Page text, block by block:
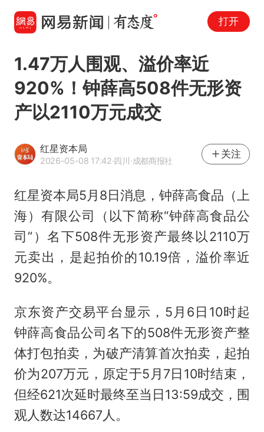
打开
1.47万人围观、溢价率近
920%！钟薛高508件无形资
产以2110万元成交
红星资本局
2026-05-08 17:42·四川·成都商报社
关注
红星资本局5月8日消息，钟薛高食品（上
海）有限公司（以下简称“钟薛高食品公
司”）名下508件无形资产最终以2110万
元卖出，是起拍价的10.19倍，溢价率近
920%。
京东资产交易平台显示，5月6日10时起
钟薛高食品公司名下的508件无形资产整
体打包拍卖，为破产清算首次拍卖，起拍
价为207万元，原定于5月7日10时结束，
但经621次延时最终至当日13:59成交，围
观人数达14667人。